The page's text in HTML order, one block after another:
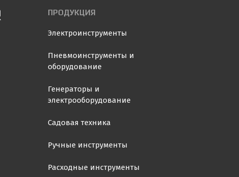
ПРОДУКЦИЯ
Электроинструменты
Пневмоинструменты и
оборудование
Генераторы и
электрооборудование
Садовая техника
Ручные инструменты
Расходные инструменты